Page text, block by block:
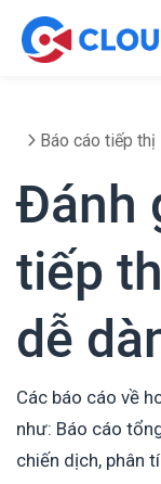
Báo cáo tiếp thị
Đánh
tiếp
dễ
Các báo cáo về
như: Báo cáo
chiến dịch, phân